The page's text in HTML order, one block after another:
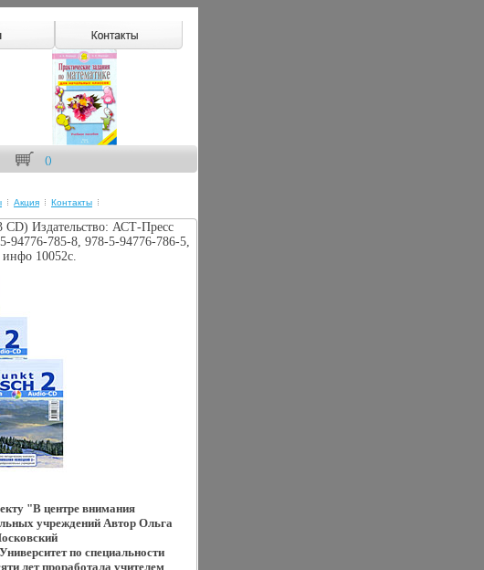
()
Акция Контакты
CD) Издательство: АСТ-Пресс
94776-785-8, 978-5-94776-786-5,
10052c.
"В центре внимания
учреждений Автор Ольга
по специальности
лет проработала учителем